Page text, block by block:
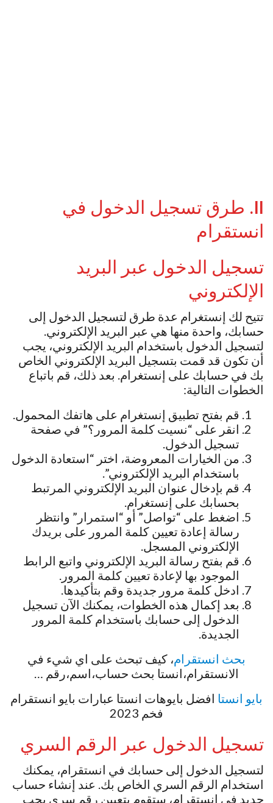
II. طرق تسجيل الدخول في
انستقرام
تسجيل الدخول عبر البريد
الإلكتروني
تتيح لك إنستغرام عدة طرق لتسجيل الدخول إلى
حسابك، واحدة منها هي عبر البريد الإلكتروني.
لتسجيل الدخول باستخدام البريد الإلكتروني، يجب
أن تكون قد قمت بتسجيل البريد الإلكتروني الخاص
بك في حسابك على إنستغرام. بعد ذلك، قم باتباع
الخطوات التالية:
قم بفتح تطبيق إنستغرام على هاتفك المحمول.
انقر على “نسيت كلمة المرور؟” في صفحة
تسجيل الدخول.
من الخيارات المعروضة، اختر “استعادة الدخول
باستخدام البريد الإلكتروني”.
قم بإدخال عنوان البريد الإلكتروني المرتبط
بحسابك على إنستغرام.
اضغط على “تواصل” أو “استمرار” وانتظر
رسالة إعادة تعيين كلمة المرور على بريدك
الإلكتروني المسجل.
قم بفتح رسالة البريد الإلكتروني واتبع الرابط
الموجود بها لإعادة تعيين كلمة المرور.
ادخل كلمة مرور جديدة وقم بتأكيدها.
بعد إكمال هذه الخطوات، يمكنك الآن تسجيل
الدخول إلى حسابك باستخدام كلمة المرور
الجديدة.
بحث انستقرام، كيف تبحث على اي شيء في
الانستقرام،انستا بحث حساب،اسم،رقم …
بايو انستا افضل بايوهات انستا عبارات بايو انستقرام
فخم 2023
تسجيل الدخول عبر الرقم السري
لتسجيل الدخول إلى حسابك في انستقرام، يمكنك
استخدام الرقم السري الخاص بك. عند إنشاء حساب
جديد في انستقرام، ستقوم بتعيين رقم سري يجب